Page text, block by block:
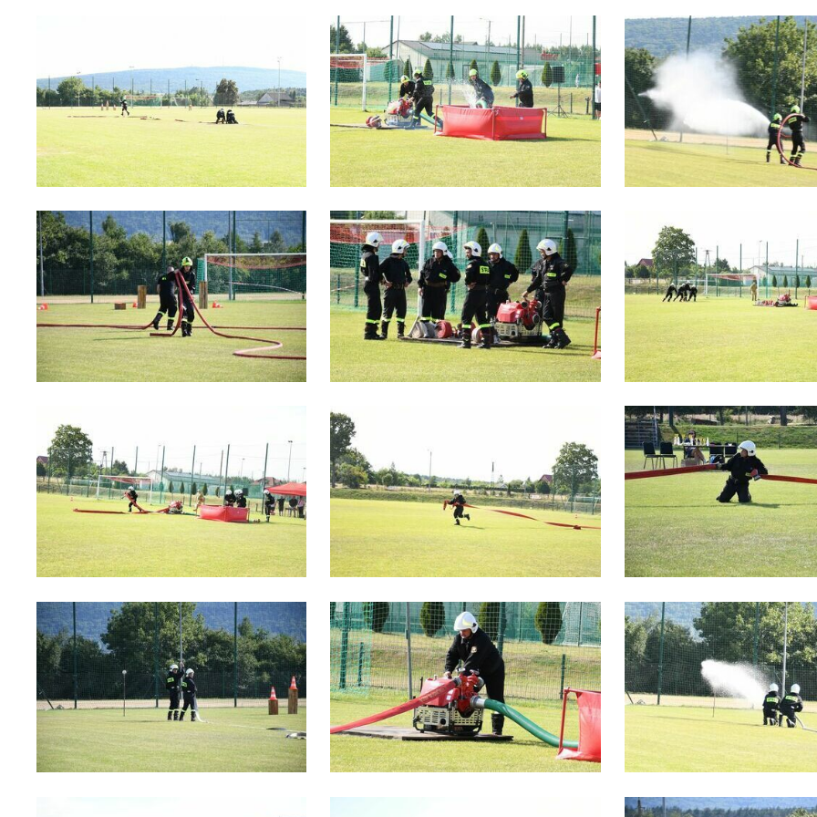
podstawie analizy Twoich upodobań oraz Twoich zwyczajów dotyczących
przeglądanej witryny internetowej. Treści promocyjne mogą pojawić się na
stronach podmiotów trzecich lub firm będących naszymi partnerami oraz innych
dostawców usług. Firmy te działają w charakterze pośredników prezentujących
nasze treści w postaci wiadomości, ofert, komunikatów mediów
społecznościowych.
Więcej